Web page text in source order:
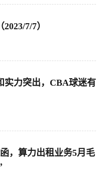
7/7）
实力突出，CBA球迷有
，算力出租业务5月毛